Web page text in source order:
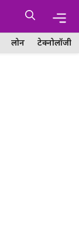
लोन टेक्नोलॉजी